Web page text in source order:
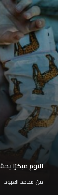
النوم مبكرًا
من محمد العبود